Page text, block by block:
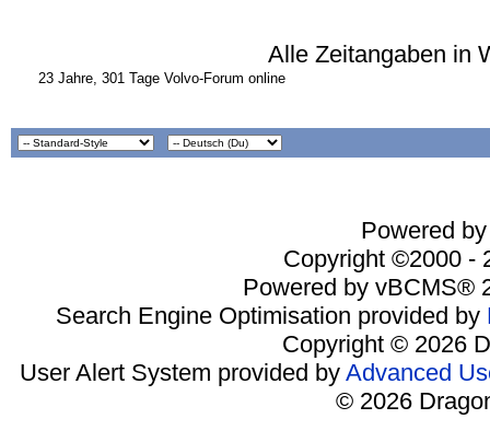
Alle Zeitangaben in
23 Jahre, 301 Tage Volvo-Forum online
Powered
Copyright ©2000 -
Powered by vBCMS®
Search Engine Optimisation provided by
Copyright © 2026
User Alert System provided by Advanced
© 2026